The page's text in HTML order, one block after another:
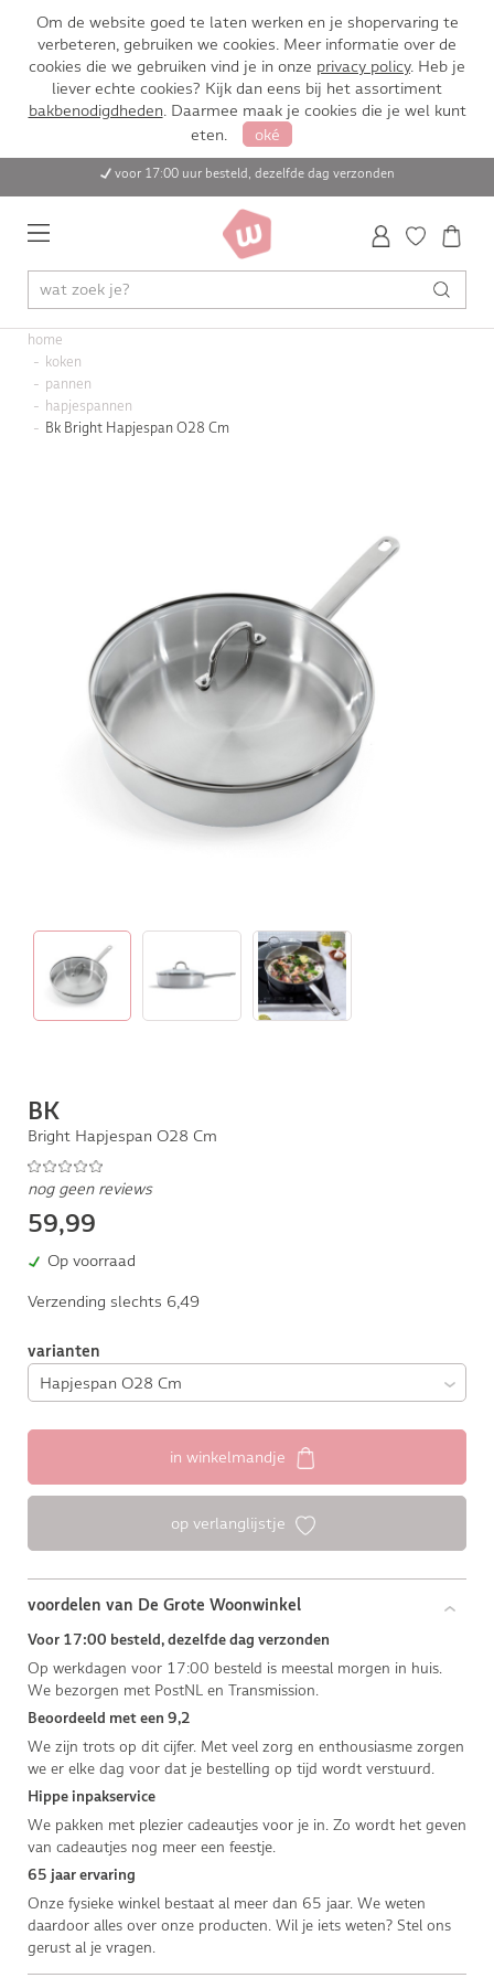
Om de website goed te laten werken en je shopervaring te
verbeteren, gebruiken we cookies. Meer informatie over de
cookies die we gebruiken vind je in onze privacy policy. Heb je
liever echte cookies? Kijk dan eens bij het assortiment
bakbenodigdheden. Daarmee maak je cookies die je wel kunt
eten.
oké
voor 17:00 uur besteld, dezelfde dag verzonden
home
koken
pannen
hapjespannen
Bk Bright Hapjespan O28 Cm
BK
Bright Hapjespan O28 Cm
nog geen reviews
59,99
Op voorraad
Verzending slechts 6,49
varianten
in winkelmandje
op verlanglijstje
voordelen van De Grote Woonwinkel
Voor 17:00 besteld, dezelfde dag verzonden
Op werkdagen voor 17:00 besteld is meestal morgen in huis.
We bezorgen met PostNL en Transmission.
Beoordeeld met een 9,2
We zijn trots op dit cijfer. Met veel zorg en enthousiasme zorgen
we er elke dag voor dat je bestelling op tijd wordt verstuurd.
Hippe inpakservice
We pakken met plezier cadeautjes voor je in. Zo wordt het geven
van cadeautjes nog meer een feestje.
65 jaar ervaring
Onze fysieke winkel bestaat al meer dan 65 jaar. We weten
daardoor alles over onze producten. Wil je iets weten? Stel ons
gerust al je vragen.